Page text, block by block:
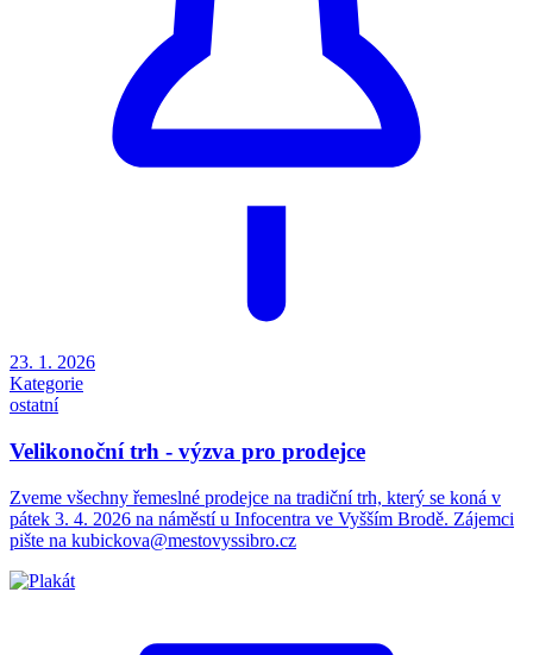
23. 1. 2026
Kategorie
ostatní
Velikonoční trh - výzva pro prodejce
Zveme všechny řemeslné prodejce na tradiční trh, který se koná v
pátek 3. 4. 2026 na náměstí u Infocentra ve Vyšším Brodě. Zájemci
pište na kubickova@mestovyssibro.cz